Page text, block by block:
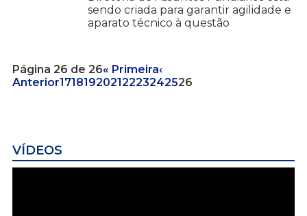
sendo criada para garantir agilidade e
aparato técnico à questão
Página 26 de 26« Primeira‹
Anterior17181920212223242526
VÍDEOS